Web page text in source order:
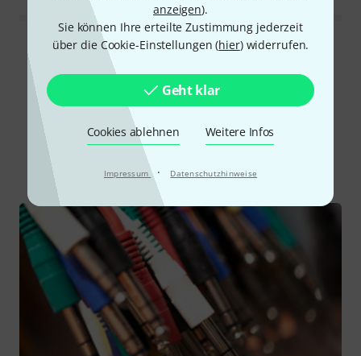
anzeigen).
Sie können Ihre erteilte Zustimmung jederzeit
über die Cookie-Einstellungen (hier) widerrufen.
Geht klar
Cookies ablehnen Weitere Infos
Impressum · Datenschutzhinweise
Alle Bewertungen lesen
Schon gewusst?
Alle